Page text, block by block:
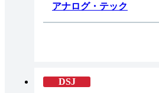
アナログ・テック